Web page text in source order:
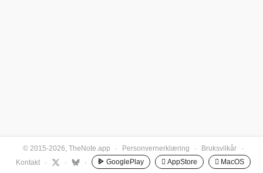
© 2015-2026, TheNote.app · Personvernerklæring · Bruksvilkår
·
Kontakt
· · · GooglePlay  AppStore  MacOS